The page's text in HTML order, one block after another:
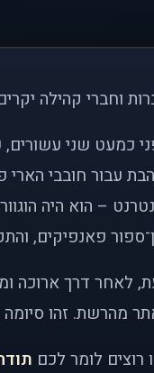
וחברי קהילה
עבור חובבי
– הוא היה
פאנפיקים,
לאחר דרך ארוכה
מהרשת. זהו
רוצים לומר לכם